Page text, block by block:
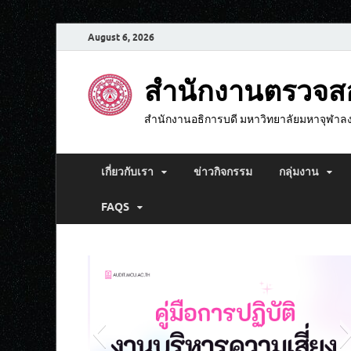
August 6, 2026
สำนักงานตรวจ
สำนักงานอธิการบดี มหาวิทยาลัยมหาจุฬา
เกี่ยวกับเรา ข่าวกิจกรรม กลุ่มงาน
FAQS